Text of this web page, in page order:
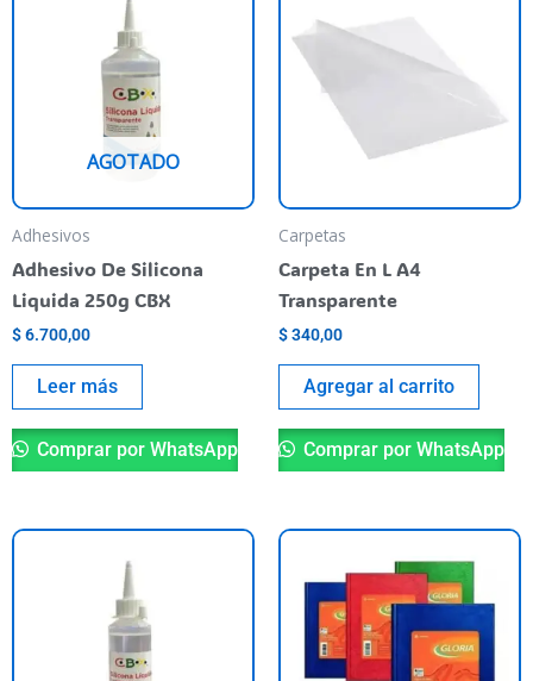
AGOTADO
Adhesivos
Adhesivo De Silicona
Liquida 250g CBX
$6.700,00
Leer más
Comprar por WhatsApp
Carpetas
Carpeta En L A4
Transparente
$340,00
Agregar al carrito
Comprar por WhatsApp